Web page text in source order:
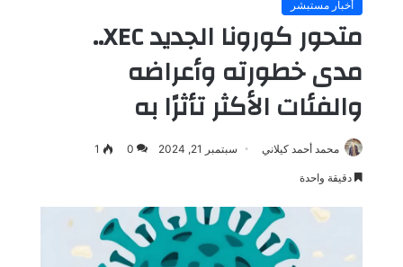
أخبار مستبشر
متحور كورونا الجديد XEC..
مدى خطورته وأعراضه
والفئات الأكثر تأثرًا به
محمد أحمد كيلاني سبتمبر 21, 2024 0
1
دقيقة واحدة